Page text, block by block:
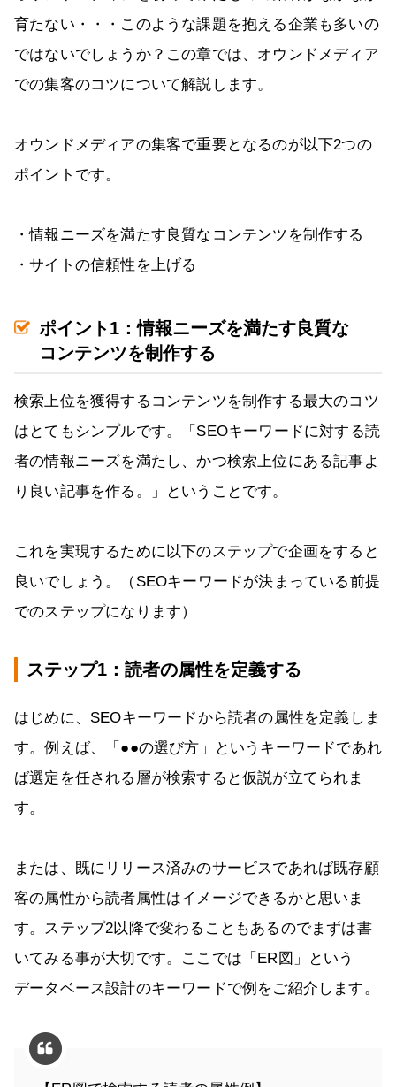
育たない・・・このような課題を抱える企業も多いの
ではないでしょうか？この章では、オウンドメディア
での集客のコツについて解説します。
オウンドメディアの集客で重要となるのが以下2つの
ポイントです。
・情報ニーズを満たす良質なコンテンツを制作する
・サイトの信頼性を上げる
ポイント1：情報ニーズを満たす良質な
コンテンツを制作する
検索上位を獲得するコンテンツを制作する最大のコツ
はとてもシンプルです。「SEOキーワードに対する読
者の情報ニーズを満たし、かつ検索上位にある記事よ
り良い記事を作る。」ということです。
これを実現するために以下のステップで企画をすると
良いでしょう。（SEOキーワードが決まっている前提
でのステップになります）
ステップ1：読者の属性を定義する
はじめに、SEOキーワードから読者の属性を定義しま
す。例えば、「●●の選び方」というキーワードであれ
ば選定を任される層が検索すると仮説が立てられま
す。
または、既にリリース済みのサービスであれば既存顧
客の属性から読者属性はイメージできるかと思いま
す。ステップ2以降で変わることもあるのでまずは書
いてみる事が大切です。ここでは「ER図」という
データベース設計のキーワードで例をご紹介します。